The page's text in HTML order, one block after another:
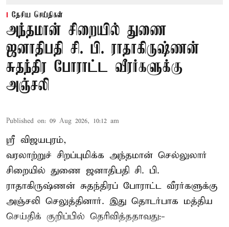
தேசிய செய்திகள்
அந்தமான் சிறையில் துணை
ஜனாதிபதி சி. பி. ராதாகிருஷ்ணன்
சுதந்திர போராட்ட வீரர்களுக்கு
அஞ்சலி
Published on: 09 Aug 2026, 10:12 am
ஸ்ரீ விஜயபுரம்,
வரலாற்றுச் சிறப்புமிக்க அந்தமான் செல்லுலார்
சிறையில் துணை ஜனாதிபதி சி. பி.
ராதாகிருஷ்ணன் சுதந்திரப் போராட்ட வீரர்களுக்கு
அஞ்சலி செலுத்தினார். இது தொடர்பாக மத்திய
செய்திக் குறிப்பில் தெரிவித்ததாவது:-